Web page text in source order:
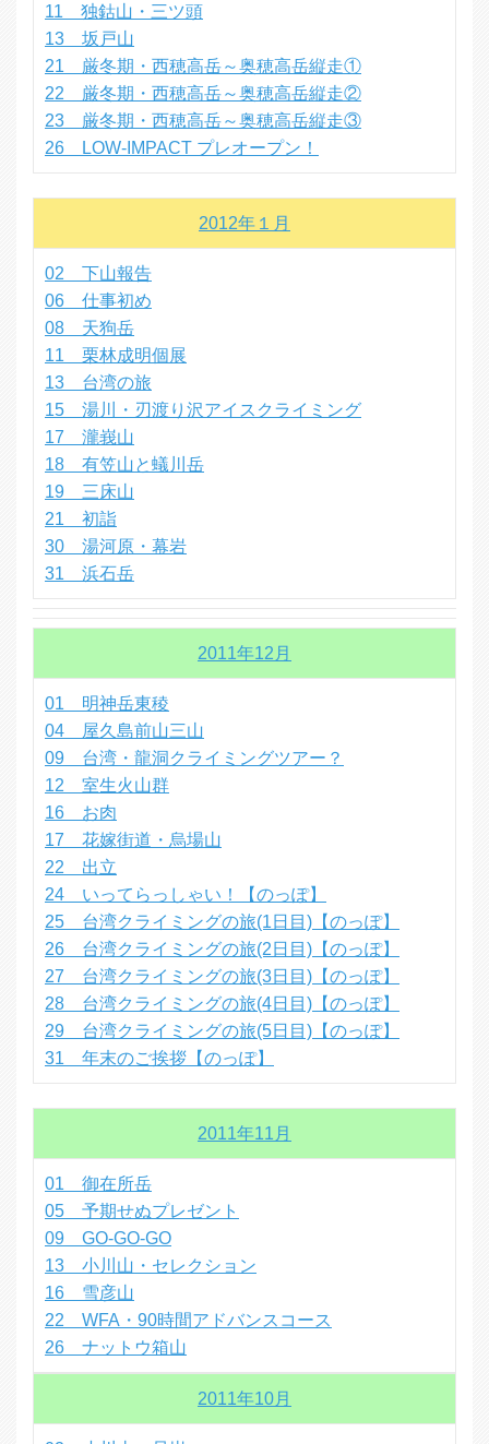
11 独鈷山・三ツ頭
13 坂戸山
21 厳冬期・西穂高岳～奥穂高岳縦走①
22 厳冬期・西穂高岳～奥穂高岳縦走②
23 厳冬期・西穂高岳～奥穂高岳縦走③
26 LOW-IMPACT プレオープン！
2012年１月
02 下山報告
06 仕事初め
08 天狗岳
11 栗林成明個展
13 台湾の旅
15 湯川・刃渡り沢アイスクライミング
17 瀧峩山
18 有笠山と蟻川岳
19 三床山
21 初詣
30 湯河原・幕岩
31 浜石岳
2011年12月
01 明神岳東稜
04 屋久島前山三山
09 台湾・龍洞クライミングツアー？
12 室生火山群
16 お肉
17 花嫁街道・烏場山
22 出立
24 いってらっしゃい！【のっぽ】
25 台湾クライミングの旅(1日目)【のっぽ】
26 台湾クライミングの旅(2日目)【のっぽ】
27 台湾クライミングの旅(3日目)【のっぽ】
28 台湾クライミングの旅(4日目)【のっぽ】
29 台湾クライミングの旅(5日目)【のっぽ】
31 年末のご挨拶【のっぽ】
2011年11月
01 御在所岳
05 予期せぬプレゼント
09 GO‐GO‐GO
13 小川山・セレクション
16 雪彦山
22 WFA・90時間アドバンスコース
26 ナットウ箱山
2011年10月